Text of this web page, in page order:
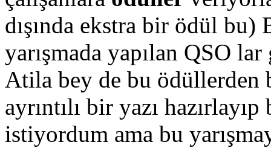
dışında ekstra bir ödül
yarışmada yapılan QSO
Atila bey de bu ödüllerden
ayrıntılı bir yazı
istiyordum ama bu